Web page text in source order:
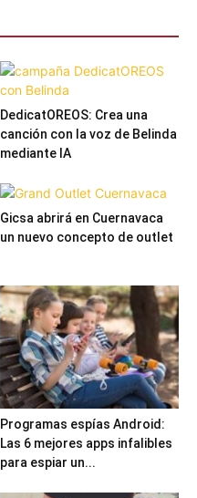
DedicatOREOS: Crea una
canción con la voz de Belinda
mediante IA
Gicsa abrirá en Cuernavaca
un nuevo concepto de outlet
Programas espías Android:
Las 6 mejores apps infalibles
para espiar un...